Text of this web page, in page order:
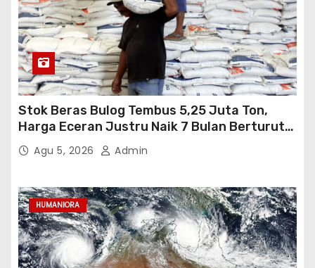
Stok Beras Bulog Tembus 5,25 Juta Ton,
Harga Eceran Justru Naik 7 Bulan Berturut-
TurutAgu 5, 2026 Admin
HUMANIORA